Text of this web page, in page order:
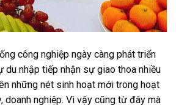
công nghiệp ngày càng phát triển
du nhập tiếp nhận sự giao thoa nhiều
những nét sinh hoạt mới trong hoạt
doanh nghiệp. Vì vậy cũng từ đây mà